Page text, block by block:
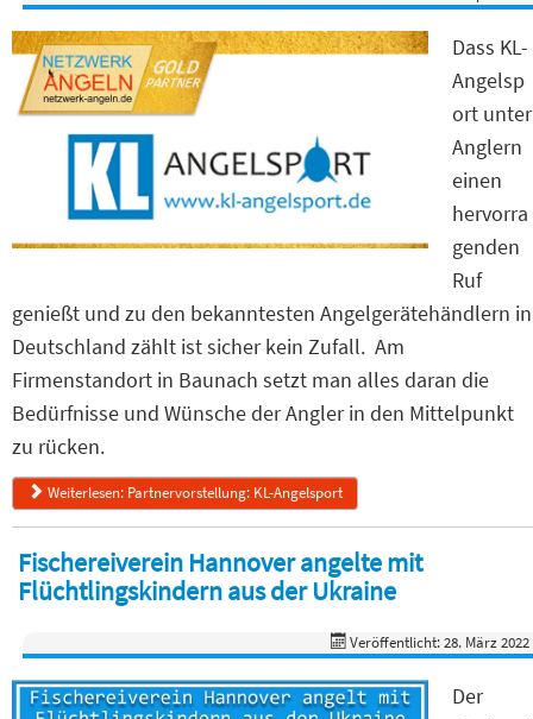
Dass KL-
Angelsp
ort unter
Anglern
einen
hervorra
genden
Ruf
genießt und zu den bekanntesten Angelgerätehändlern in
Deutschland zählt ist sicher kein Zufall. Am
Firmenstandort in Baunach setzt man alles daran die
Bedürfnisse und Wünsche der Angler in den Mittelpunkt
zu rücken.
Weiterlesen: Partnervorstellung: KL-Angelsport
Fischereiverein Hannover angelte mit
Flüchtlingskindern aus der Ukraine
Veröffentlicht: 28. März 2022
Der